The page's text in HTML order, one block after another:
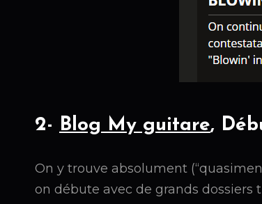
2- Blog My guitare,
On y trouve absolument
on débute avec de grands dossiers